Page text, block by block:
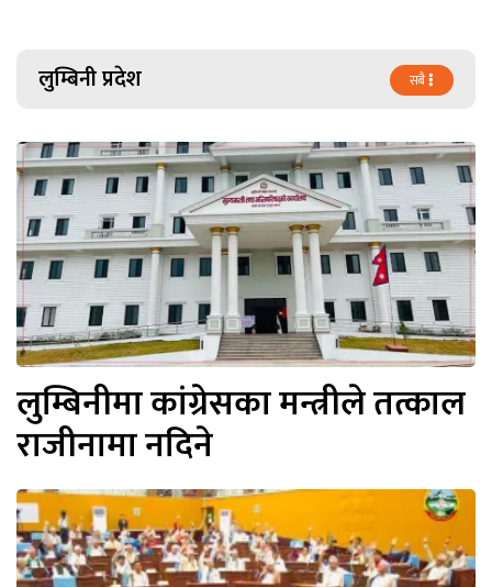
लुम्बिनी प्रदेश सबै
लुम्बिनीमा कांग्रेसका मन्त्रीले तत्काल
राजीनामा नदिने